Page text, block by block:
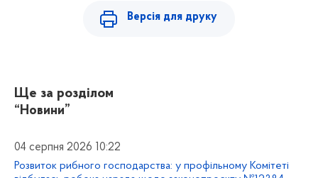
Версія для друку
Ще за розділом
“Новини”
04 серпня 2026 10:22
Розвиток рибного господарства: у профільному Комітеті